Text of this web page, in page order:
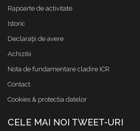
Rapoarte de activitate
Istoric
Declaraţii de avere
Achizitii
Nota de fundamentare cladire ICR
Contact
Cookies & protectia datelor
CELE MAI NOI TWEET-URI